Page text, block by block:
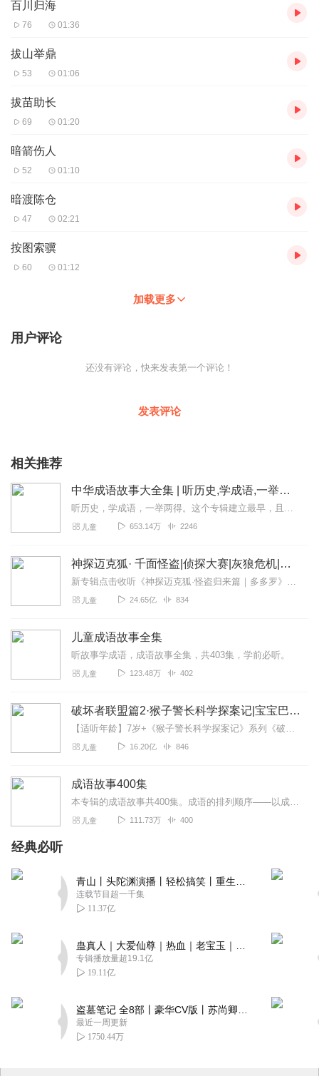
百川归海
76 01:36
拔山举鼎
53 01:06
拔苗助长
69 01:20
暗箭伤人
52 01:10
暗渡陈仓
47 02:21
按图索骥
60 01:12
加载更多
用户评论
还没有评论，快来发表第一个评论！
发表评论
相关推荐
中华成语故事大全集 | 听历史,学成语,一举两得
听历史，学成语，一举两得。这个专辑建立最早，且最初为手机录制，水平低，音量小，录得不好。换了设备之后，又把前七百条音频一条一条重新录制替换了一遍。有不少听众朋友...
儿童 653.14万 2246
神探迈克狐· 千面怪盗|侦探大赛|灰狼危机|多多罗
新专辑点击收听《神探迈克狐·怪盗归来篇｜多多罗》！！！>>>点击进入主播橱窗购买《神探迈克狐》系列图书吧!<<<多多罗故事【点击前往】收听多多罗其他好玩有趣的故...
儿童 24.65亿 834
儿童成语故事全集
听故事学成语，成语故事全集，共403集，学前必听。
儿童 123.48万 402
破坏者联盟篇2·猴子警长科学探案记|宝宝巴士故事
【适听年龄】7岁+《猴子警长科学探案记》系列《破坏者联盟篇1·猴子警长科学探案记》>>>《破坏者联盟篇2·猴子警长科学探案记》>>>《破坏者联盟篇3·猴子警长科...
儿童 16.20亿 846
成语故事400集
本专辑的成语故事共400集。成语的排列顺序——以成语第一个字的拼音首字母先后顺序而排列，便于同学们快速搜索寻找。成语:古代汉语词汇中特有的一种长期相沿用的固定短...
儿童 111.73万 400
经典必听
连载节目超一千集
11.37亿
专辑播放量超19.1亿
19.11亿
最近一周更新
1750.44万